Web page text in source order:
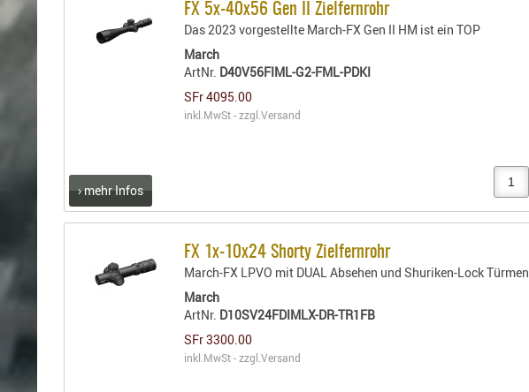
FX 5x-40x56 Gen II Zielfernrohr
Das 2023 vorgestellte March-FX Gen II HM ist ein TOP
March
ArtNr. D40V56FIML-G2-FML-PDKI
SFr 4095.00
inkl.MwSt - zzgl.Versand
› mehr Infos
FX 1x-10x24 Shorty Zielfernrohr
March-FX LPVO mit DUAL Absehen und Shuriken-Lock Türmen
March
ArtNr. D10SV24FDIMLX-DR-TR1FB
SFr 3300.00
inkl.MwSt - zzgl.Versand